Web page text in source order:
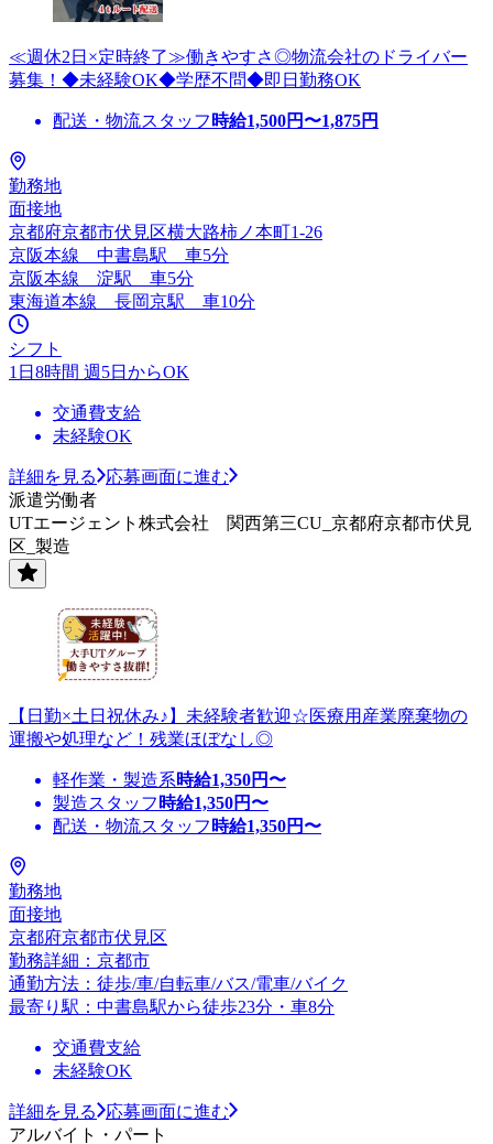
≪週休2日×定時終了≫働きやすさ◎物流会社のドライバー
募集！◆未経験OK◆学歴不問◆即日勤務OK
配送・物流スタッフ 時給1,500円〜1,875円
勤務地
面接地
京都府京都市伏見区横大路柿ノ本町1‐26
京阪本線 中書島駅 車5分
京阪本線 淀駅 車5分
東海道本線 長岡京駅 車10分
シフト
1日8時間 週5日からOK
交通費支給
未経験OK
詳細を見る
応募画面に進む
派遣労働者
UTエージェント株式会社 関西第三CU_京都府京都市伏見
区_製造
【日勤×土日祝休み♪】未経験者歓迎☆医療用産業廃棄物の
運搬や処理など！残業ほぼなし◎
軽作業・製造系時給1,350円〜
製造スタッフ 時給1,350円〜
配送・物流スタッフ 時給1,350円〜
勤務地
面接地
京都府京都市伏見区
勤務詳細：京都市
通勤方法：徒歩/車/自転車/バス/電車/バイク
最寄り駅：中書島駅から徒歩23分・車8分
交通費支給
未経験OK
詳細を見る
応募画面に進む
アルバイト・パート